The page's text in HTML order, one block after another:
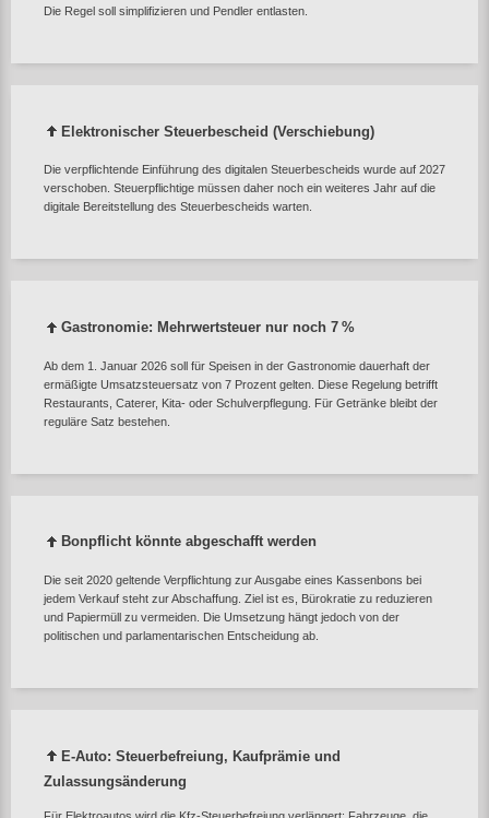
Die Regel soll simplifizieren und Pendler entlasten.
Elektronischer Steuerbescheid (Verschiebung)
Die verpflichtende Einführung des digitalen Steuerbescheids wurde auf 2027
verschoben. Steuerpflichtige müssen daher noch ein weiteres Jahr auf die
digitale Bereitstellung des Steuerbescheids warten.
Gastronomie: Mehrwertsteuer nur noch 7 %
Ab dem 1. Januar 2026 soll für Speisen in der Gastronomie dauerhaft der
ermäßigte Umsatzsteuersatz von 7 Prozent gelten. Diese Regelung betrifft
Restaurants, Caterer, Kita‑ oder Schulverpflegung. Für Getränke bleibt der
reguläre Satz bestehen.
Bonpflicht könnte abgeschafft werden
Die seit 2020 geltende Verpflichtung zur Ausgabe eines Kassenbons bei
jedem Verkauf steht zur Abschaffung. Ziel ist es, Bürokratie zu reduzieren
und Papiermüll zu vermeiden. Die Umsetzung hängt jedoch von der
politischen und parlamentarischen Entscheidung ab.
E‑Auto: Steuerbefreiung, Kaufprämie und
Zulassungsänderung